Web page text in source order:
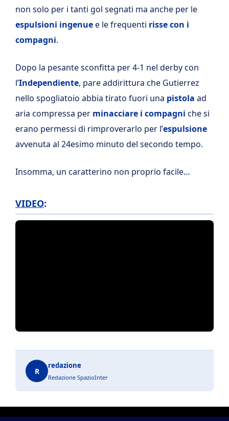
non solo per i tanti gol segnati ma anche per le
espulsioni ingenuee le frequenti risse con i
compagni.
Dopo la pesante sconfitta per 4-1 nel derby con
l’Independiente, pare addirittura che Gutierrez
nello spogliatoio abbia tirato fuori una pistola ad
aria compressa per minacciare i compagni che si
erano permessi di rimproverarlo per l’espulsione
avvenuta al 24esimo minuto del secondo tempo.
Insomma, un caratterino non proprio facile…
VIDEO:
R
redazione
Redazione SpazioInter